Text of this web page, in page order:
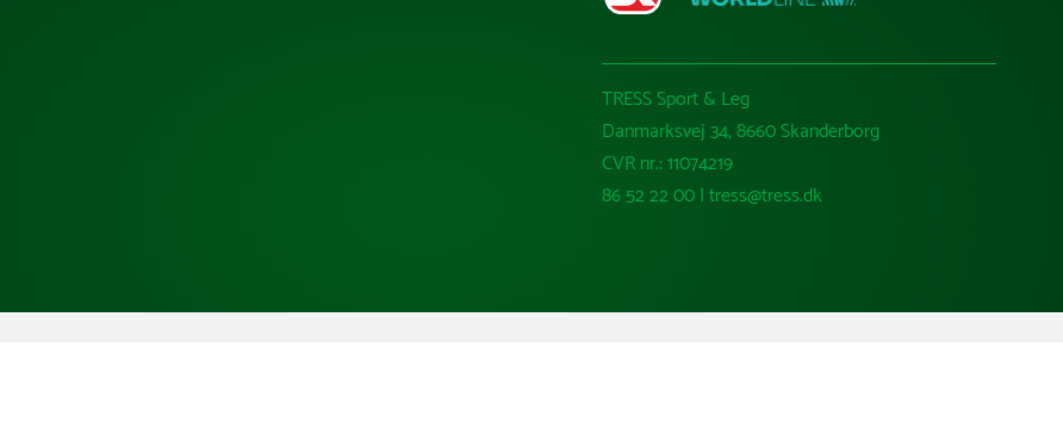
TRESS Sport & Leg
Danmarksvej 34, 8660 Skanderborg
CVR nr.: 11074219
86 52 22 00 | tress@tress.dk